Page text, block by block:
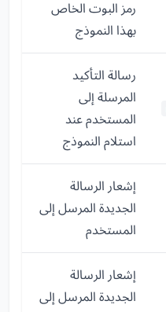
رمز البوت الخاص
بهذا النموذج
رسالة التأكيد
المرسلة إلى
المستخدم عند
استلام النموذج
إشعار الرسالة
الجديدة المرسل إلى
المستخدم
إشعار الرسالة
الجديدة المرسل إلى